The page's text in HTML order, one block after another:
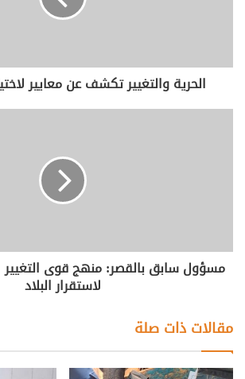
الحرية والتغيير تكشف عن معايير
مسؤول سابق بالقصر: منهج قوى التغيير
لاستقرار البلاد
مقالات ذات صلة